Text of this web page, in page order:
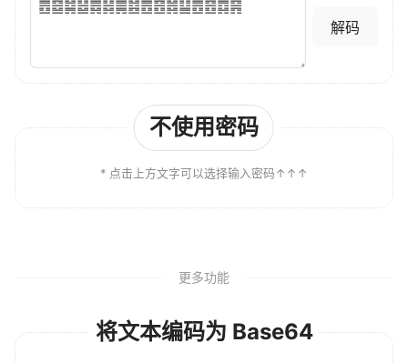
解码
* 点击上方文字可以选择输入密码↑↑↑
更多功能
将文本编码为 Base64